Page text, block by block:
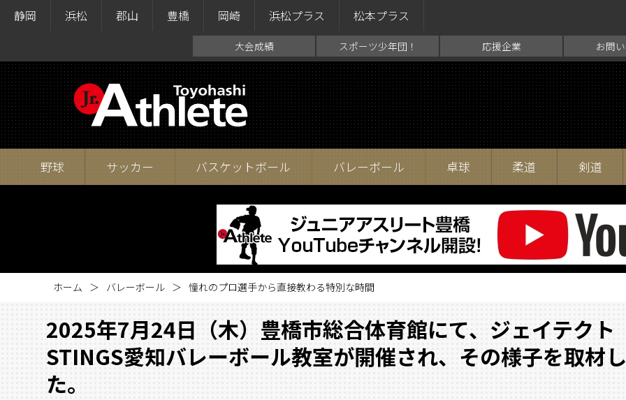
静岡 浜松 郡山 豊橋 岡崎 浜松プラス 松本プラス
大会成績 スポーツ少年団！ 応援企業 お問
野球 サッカー バスケットボール バレーボール 卓球 柔道 剣道
ホーム バレーボール 憧れのプロ選手から直接教わる特別な時間
2025年7月24日（木）豊橋市総合体育館にて、ジェイテクト
STINGS愛知バレーボール教室が開催され、その様子を取材し
た。